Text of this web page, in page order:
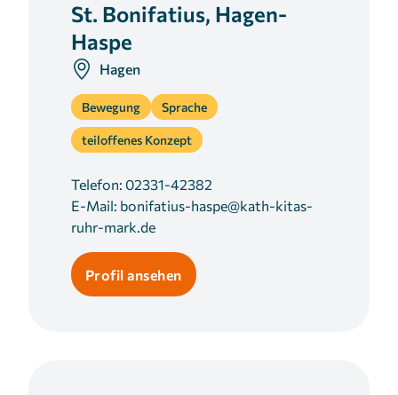
St. Bonifatius, Hagen-
Haspe
Hagen
Bewegung Sprache
teiloffenes Konzept
Telefon: 02331-42382
E-Mail: bonifatius-haspe@kath-kitas-
ruhr-mark.de
Profil ansehen